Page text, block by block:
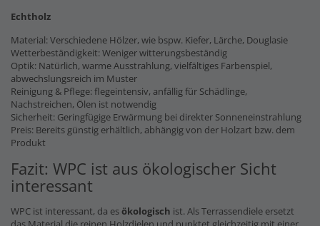
Echtholz
Material: Verschiedene Hölzer, wie bspw. Kiefer, Lärche, Douglasie
Wetterbeständigkeit: Weniger witterungsbeständig
Optik: Natürlich, warme Ausstrahlung, vielfältiges Farbenspiel,
abwechslungsreich im Muster
Reinigung & Pflege: flegeintensiv, anfällig für Schädlinge,
Nachstreichen, Ölen ist notwendig
Sicherheit: Geringfügige Erwärmung bei direkter Sonneneinstrahlung
Preis: Bereits günstig erhältlich, abhängig von der Holzart bzw. dem
Produkt
Fazit: WPC ist aus ökologischer Sicht
interessant
WPC ist interessant, da esökologisch ist. Als Terrassendiele ersetzt